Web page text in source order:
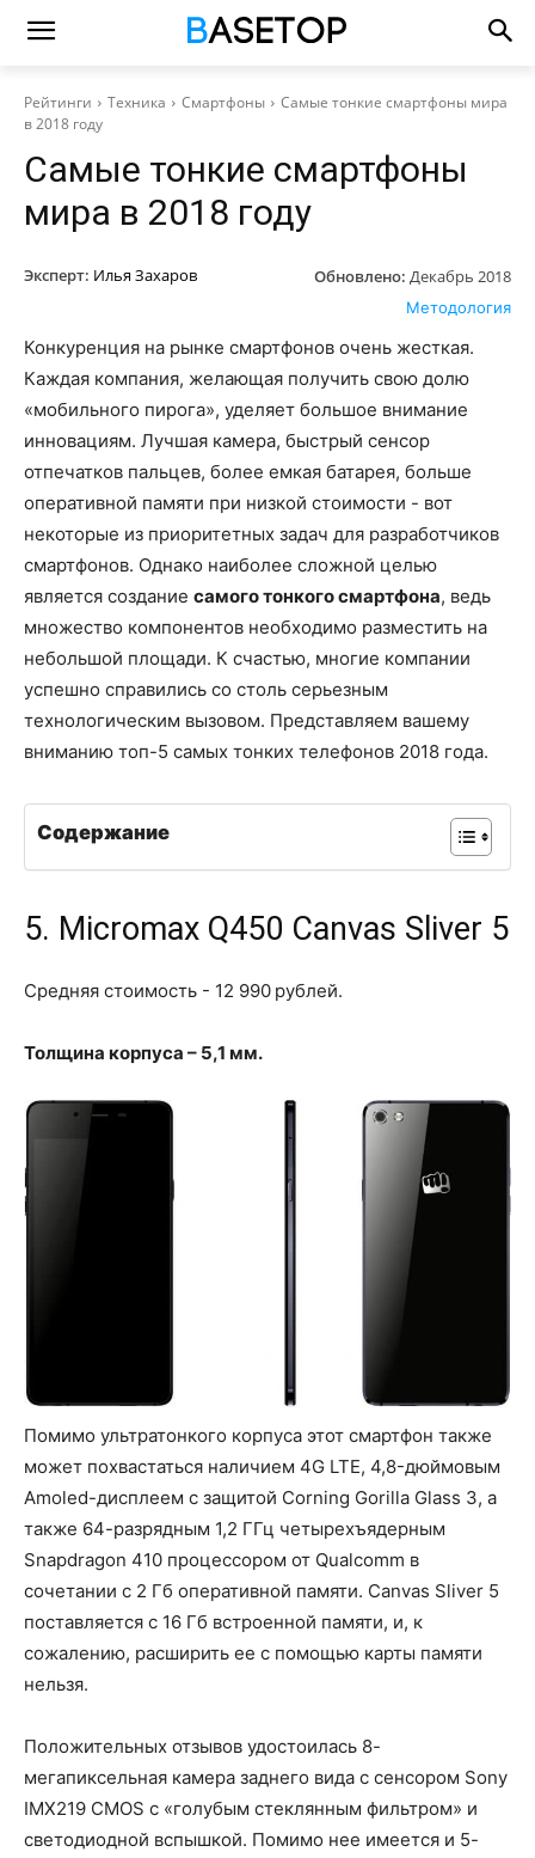
Рейтинги Техника Смартфоны
Самые тонкие смартфоны мира
в 2018 году
Самые тонкие смартфоны
мира в 2018 году
Эксперт: Илья Захаров Обновлено: Декабрь 2018
Методология
Конкуренция на рынке смартфонов очень жесткая.
Каждая компания, желающая получить свою долю
«мобильного пирога», уделяет большое внимание
инновациям. Лучшая камера, быстрый сенсор
отпечатков пальцев, более емкая батарея, больше
оперативной памяти при низкой стоимости - вот
некоторые из приоритетных задач для разработчиков
смартфонов. Однако наиболее сложной целью
является создание самого тонкого смартфона, ведь
множество компонентов необходимо разместить на
небольшой площади. К счастью, многие компании
успешно справились со столь серьезным
технологическим вызовом. Представляем вашему
вниманию топ-5 самых тонких телефонов 2018 года.
Содержание
5. Micromax Q450 Canvas Sliver 5
Средняя стоимость - 12 990 рублей.
Толщина корпуса – 5,1 мм.
Помимо ультратонкого корпуса этот смартфон также
может похвастаться наличием 4G LTE, 4,8-дюймовым
Amoled-дисплеем с защитой Corning Gorilla Glass 3, а
также 64-разрядным 1,2 ГГц четырехъядерным
Snapdragon 410 процессором от Qualcomm в
сочетании с 2 Гб оперативной памяти. Canvas Sliver 5
поставляется с 16 Гб встроенной памяти, и, к
сожалению, расширить ее с помощью карты памяти
нельзя.
Положительных отзывов удостоилась 8-
мегапиксельная камера заднего вида с сенсором Sony
IMX219 CMOS с «голубым стеклянным фильтром» и
светодиодной вспышкой. Помимо нее имеется и 5-